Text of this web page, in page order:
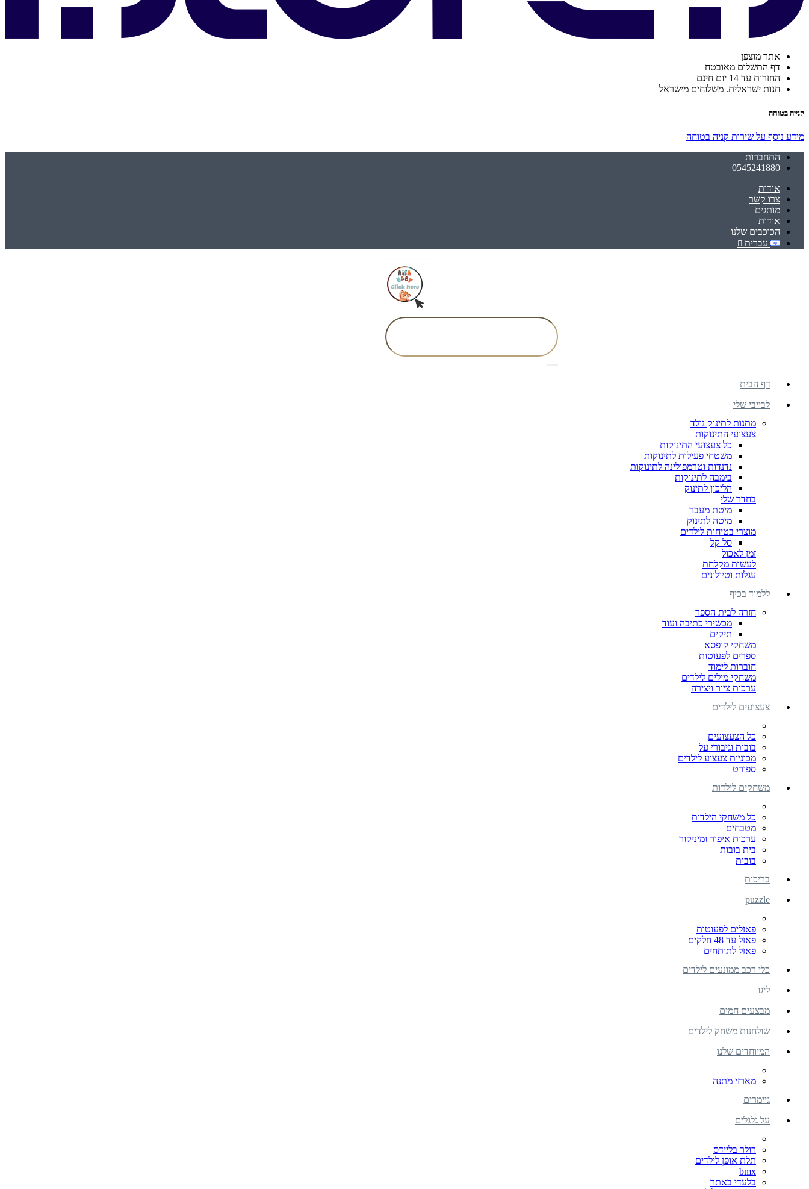
אתר מוצפן
דף התשלום מאובטח
החזרות עד 14 יום חינם
חנות ישראלית. משלוחים מישראל
קנייה בטוחה
מידע נוסף על שירות קניה בטוחה
התחברות
0545241880
אודות
צרו קשר
מותגים
אודות
הכוכבים שלנו
עברית
דף הבית
לבייבי שלי
מתנות לתינוק נולד
צעצועי התינוקות
כל צעצועי התינוקות
משטחי פעילות לתינוקות
נדנדות וטרמפולינה לתינוקות
בימבה לתינוקות
הליכון לתינוק
בחדר שלי
מיטת מעבר
מיטה לתינוק
מוצרי בטיחות לילדים
סל קל
זמן לאכול
לעשות מקלחת
עגלות וטיולונים
ללמוד בכיף
חזרה לבית הספר
מכשירי כתיבה ועוד
תיקים
משחקי קופסא
ספרים לפעוטות
חוברות לימוד
משחקי מילים לילדים
ערכות ציור ויצירה
צעצועים לילדים
כל הצעצועים
בובות וגיבורי על
מכוניות צעצוע לילדים
ספורט
משחקים לילדות
כל משחקי הילדות
מטבחים
ערכות איפור ומיניקור
בית בובות
בובות
בריכות
puzzle
פאזלים לפעוטות
פאזל עד 48 חלקים
פאזל לתותחים
כלי רכב ממונעים לילדים
ליגו
מבצעים חמים
שולחנות משחק לילדים
המיוחדים שלנו
מארזי מתנה
גיימרים
על גלגלים
רולר בליידס
תלת אופן לילדים
bmx
בלעדי באתר